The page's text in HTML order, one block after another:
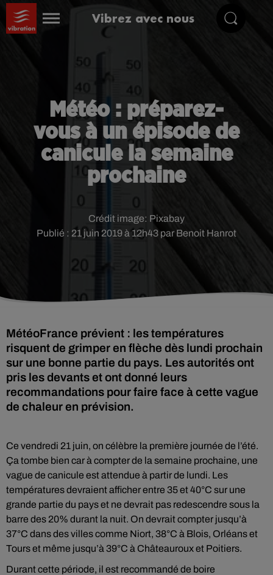
Vibrez avec nous
Météo : préparez-
vous à un épisode de
canicule la semaine
prochaine
Publié : 21 juin 2019 à 12h43 par Benoit Hanrot
Crédit image: Pixabay
MétéoFrance prévient : les températures
risquent de grimper en flèche dès lundi prochain
sur une bonne partie du pays. Les autorités ont
pris les devants et ont donné leurs
recommandations pour faire face à cette vague
de chaleur en prévision.
Ce vendredi 21 juin, on célèbre la première journée de l’été.
Ça tombe bien car à compter de la semaine prochaine, une
vague de canicule est attendue à partir de lundi. Les
températures devraient afficher entre 35 et 40°C sur une
grande partie du pays et ne devrait pas redescendre sous la
barre des 20% durant la nuit. On devrait compter jusqu’à
37°C dans des villes comme Niort, 38°C à Blois, Orléans et
Tours et même jusqu’à 39°C à Châteauroux et Poitiers.
Durant cette période, il est recommandé de boire